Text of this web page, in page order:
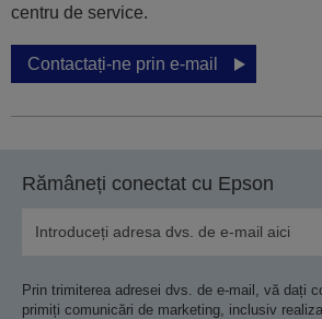
centru de service.
Contactați-ne prin e-mail
Rămâneți conectat cu Epson
Prin trimiterea adresei dvs. de e-mail, vă dați
primiți comunicări de marketing, inclusiv